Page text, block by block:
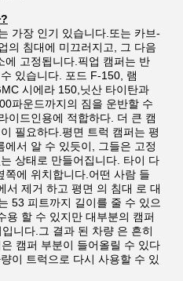
가장 인기 있습니다.또는 카브-
의 침대에 미끄러지고, 그 다음
에 고정됩니다.픽업 캠퍼는 반
있습니다. 포드 F-150, 램
시에라 150,닛산 타이탄과
파운드까지의 짐을 운반할 수
이드인용에 적합하다. 더 큰 캠
필요하다.평면 트럭 캠퍼는 평
서 알 수 있듯이, 그들은 고정
상태로 만들어집니다. 타이 다
쪽에 위치합니다.어떤 사람 들
서 제거 하고 평면 의 침대 로 대
53 피트까지 길이를 줄 수 있으
용 할 수 있지만 대부분의 캠퍼
니다.그 결과 된 차량 은 흔히
캠퍼 부분이 들어올릴 수 있다
이 트럭으로 다시 사용할 수 있